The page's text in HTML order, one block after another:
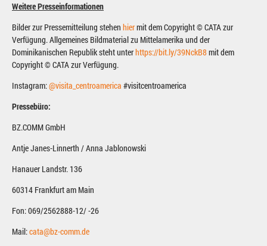
Weitere Presseinformationen
Bilder zur Pressemitteilung stehen hiermit dem Copyright © CATA zur
Verfügung. Allgemeines Bildmaterial zu Mittelamerika und der
Dominikanischen Republik steht unterhttps://bit.ly/39NckB8mit dem
Copyright © CATA zur Verfügung.
Instagram:@visita_centroamerica #visitcentroamerica
Pressebüro:
BZ.COMM GmbH
Antje Janes-Linnerth / Anna Jablonowski
Hanauer Landstr. 136
60314 Frankfurt am Main
Fon: 069/2562888-12/ -26
Mail:cata@bz-comm.de